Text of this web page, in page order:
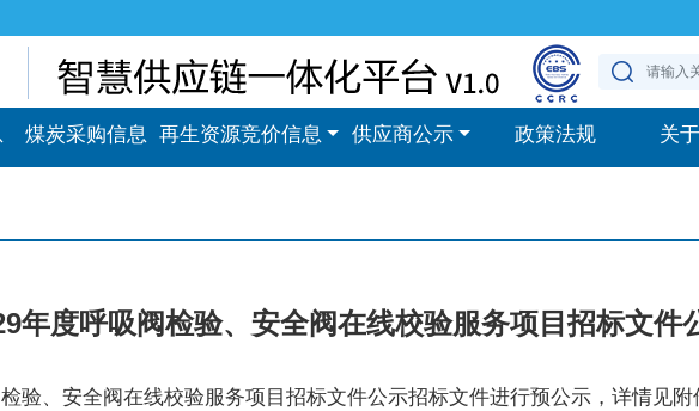
煤炭采购信息 再生资源竞价信息 供应商公示 政策法规 关
年度呼吸阀检验、安全阀在线校验服务项目招标文件
验、安全阀在线校验服务项目招标文件公示招标文件进行预公示，详情见